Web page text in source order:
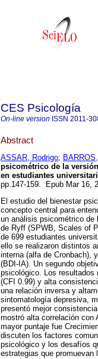
CES Psicología
On-line version ISSN 2011-
Abstract
ASSAR, Rodrigo;
psicométrico de la
en estudiantes
pp.147-159. Epub Mar 16,
El estudio del bienestar
concepto central para
un análisis psicométrico de
de Ryff (SPWB, Scales of
de 699 estudiantes
ello se realizaron distintos
interna (alfa de Cronbach),
(BDI-IA). Un segundo
psicológico. Los resultados
(CFI 0.99) y alta
una relación inversa y
sintomatología depresiva,
presentó mejor
mostró alta correlación con
mayor puntaje fue
discuten los factores
psicológico y los desafíos
estrategias que promuevan